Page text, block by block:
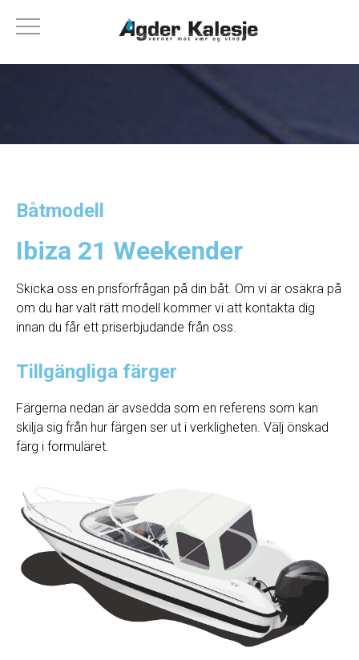
Båtmodell
Ibiza 21 Weekender
Skicka oss en prisförfrågan på din båt. Om vi ​​är osäkra på
om du har valt rätt modell kommer vi att kontakta dig
innan du får ett priserbjudande från oss.
Tillgängliga färger
Färgerna nedan är avsedda som en referens som kan
skilja sig från hur färgen ser ut i verkligheten. Välj önskad
färg i formuläret.